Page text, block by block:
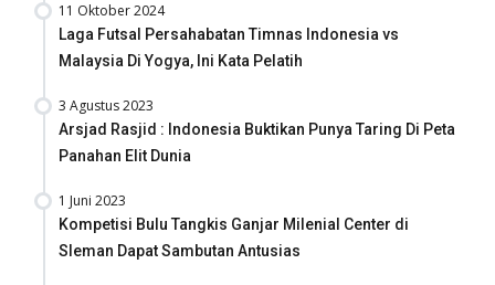
11 Oktober 2024
Laga Futsal Persahabatan Timnas Indonesia vs
Malaysia Di Yogya, Ini Kata Pelatih
3 Agustus 2023
Arsjad Rasjid : Indonesia Buktikan Punya Taring Di Peta
Panahan Elit Dunia
1 Juni 2023
Kompetisi Bulu Tangkis Ganjar Milenial Center di
Sleman Dapat Sambutan Antusias